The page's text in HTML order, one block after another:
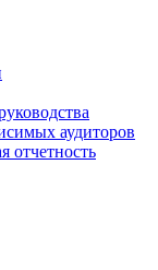
аудиторов
отчетность